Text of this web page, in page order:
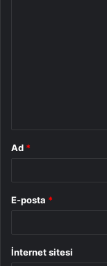
Ad *
E-posta *
İnternet sitesi